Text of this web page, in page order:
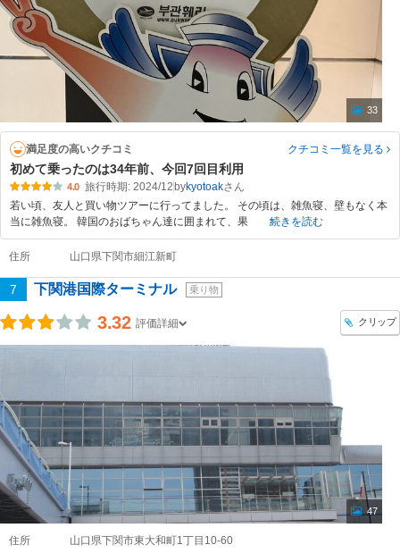
33
満足度の高いクチコミ クチコミ一覧を見る
初めて乗ったのは34年前、今回7回目利用
4.0 旅行時期: 2024/12 bykyotoak
若い頃、友人と買い物ツアーに行ってました。 その頃は、雑魚寝、壁もなく本
当に雑魚寝。 韓国のおばちゃん達に囲まれて、果
続きを読む
住所 山口県下関市細江新町
7 下関港国際ターミナル 乗り物
3.32 評価詳細 クリップ
47
住所 山口県下関市東大和町1丁目10-60